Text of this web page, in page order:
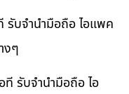
รับจำนำมือถือ ไอแพค
งๆ
ที รับจำนำมือถือ ไอ